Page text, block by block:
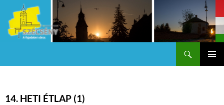
14. HETI ÉTLAP (1)